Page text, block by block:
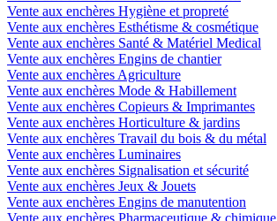
Vente aux enchères Hygiène et propreté
Vente aux enchères Esthétisme & cosmétique
Vente aux enchères Santé & Matériel Medical
Vente aux enchères Engins de chantier
Vente aux enchères Agriculture
Vente aux enchères Mode & Habillement
Vente aux enchères Copieurs & Imprimantes
Vente aux enchères Horticulture & jardins
Vente aux enchères Travail du bois & du métal
Vente aux enchères Luminaires
Vente aux enchères Signalisation et sécurité
Vente aux enchères Jeux & Jouets
Vente aux enchères Engins de manutention
Vente aux enchères Pharmaceutique & chimique